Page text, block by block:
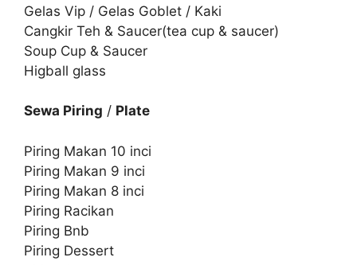
Gelas Vip / Gelas Goblet / Kaki
Cangkir Teh & Saucer(tea cup & saucer)
Soup Cup & Saucer
Higball glass
Sewa Piring / Plate
Piring Makan 10 inci
Piring Makan 9 inci
Piring Makan 8 inci
Piring Racikan
Piring Bnb
Piring Dessert